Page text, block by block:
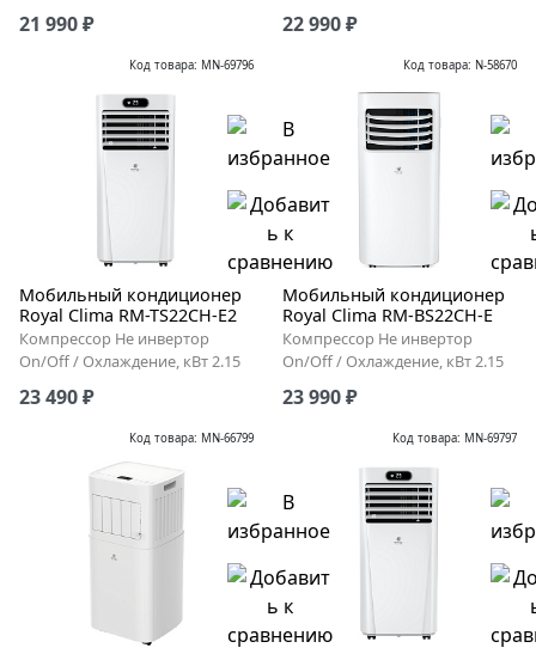
21 990 ₽ 22 990 ₽
Код товара: MN-69796
Мобильный кондиционер
Royal Clima RM-TS22CH-E2
Компрессор Не инвертор
On/Off / Охлаждение, кВт 2.15
23 490 ₽
Код товара: N-58670
Мобильный кондиционер
Royal Clima RM-BS22CH-E
Компрессор Не инвертор
On/Off / Охлаждение, кВт 2.15
23 990 ₽
Код товара: MN-66799 Код товара: MN-69797